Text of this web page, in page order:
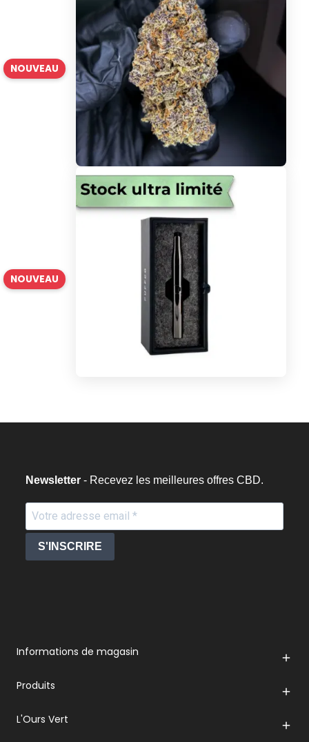
NOUVEAU
NOUVEAU
Newsletter - Recevez les meilleures offres CBD.
S'INSCRIRE
Informations de magasin 
Produits 
L'Ours Vert 